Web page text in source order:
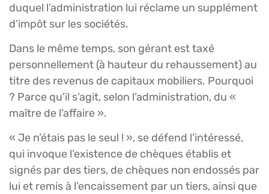
duquel l’administration lui réclame un supplément
d’impôt sur les sociétés.
Dans le même temps, son gérant est taxé
personnellement (à hauteur du rehaussement) au
titre des revenus de capitaux mobiliers. Pourquoi
? Parce qu’il s’agit, selon l’administration, du «
maître de l’affaire ».
« Je n’étais pas le seul ! », se défend l’intéressé,
qui invoque l’existence de chèques établis et
signés par des tiers, de chèques non endossés par
lui et remis à l’encaissement par un tiers, ainsi que